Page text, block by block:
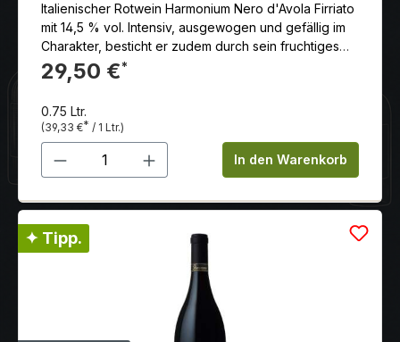
Italienischer Rotwein Harmonium Nero d'Avola Firriato
mit 14,5 % vol. Intensiv, ausgewogen und gefällig im
Charakter, besticht er zudem durch sein fruchtiges
Aroma von Kirschen und reifen Pflaumen sowie sein
angenehm kräftiges Tannin.
29,50 €*
0.75 Ltr.
(39,33 €* / 1 Ltr.)
Produkt Anzahl: Gib denIn den Warenkorb
✦ Tipp.